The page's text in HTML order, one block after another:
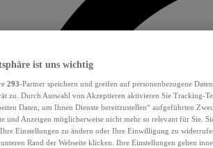
ist uns wichtig
293-Partner speichern und greifen auf personenbezogene
zu. Durch Auswahl von Akzeptieren aktivieren Sie Tracking-
Daten, um Ihnen Dienste bereitzustellen“ aufgeführten
und Anzeigen möglicherweise nicht mehr so relevant für Sie.
Einstellungen zu ändern oder Ihre Einwilligung zu
Rand der Webseite klicken. Ihre Einstellungen gelten